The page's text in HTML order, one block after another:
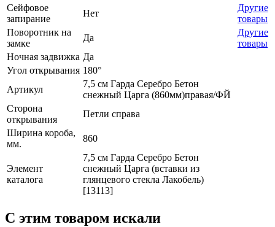
Сейфовое
запирание
Нет
Другие
товары
Поворотник на
замке
Да
Другие
товары
Ночная задвижка Да
Угол открывания 180°
Артикул
7,5 см Гарда Серебро Бетон
снежный Царга (860мм)правая/ФЙ
Сторона
открывания
Петли справа
Ширина короба,
мм.
860
Элемент
каталога
7,5 см Гарда Серебро Бетон
снежный Царга (вставки из
глянцевого стекла Лакобель)
[13113]
C этим товаром искали